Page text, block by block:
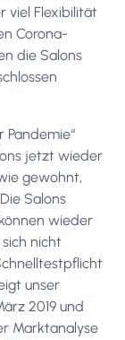
viel Flexibilität
Corona-
die Salons
Pandemie“
jetzt wieder
gewohnt,
Salons
wieder
nicht
unser
2019 und
Marktanalyse